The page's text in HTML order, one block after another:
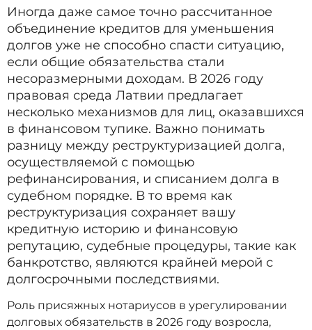
Иногда даже самое точно рассчитанное
объединение кредитов для уменьшения
долгов уже не способно спасти ситуацию,
если общие обязательства стали
несоразмерными доходам. В 2026 году
правовая среда Латвии предлагает
несколько механизмов для лиц, оказавшихся
в финансовом тупике. Важно понимать
разницу между реструктуризацией долга,
осуществляемой с помощью
рефинансирования, и списанием долга в
судебном порядке. В то время как
реструктуризация сохраняет вашу
кредитную историю и финансовую
репутацию, судебные процедуры, такие как
банкротство, являются крайней мерой с
долгосрочными последствиями.
Роль присяжных нотариусов в урегулировании
долговых обязательств в 2026 году возросла,